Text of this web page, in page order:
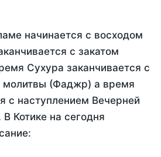
начинается с восходом
с закатом
Сухура заканчивается с
молитвы (Фаджр) а время
с наступлением Вечерней
Котике на сегодня